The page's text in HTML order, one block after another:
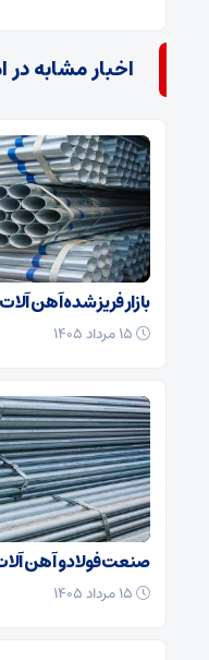
اخبار مشابه در
بازار فریز شده آهن آلات
صنعت فولاد و آهن